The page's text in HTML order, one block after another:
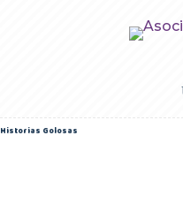
Historias Golosas